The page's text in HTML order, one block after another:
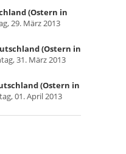
(Ostern in
29. März 2013
(Ostern in
31. März 2013
(Ostern in
01. April 2013